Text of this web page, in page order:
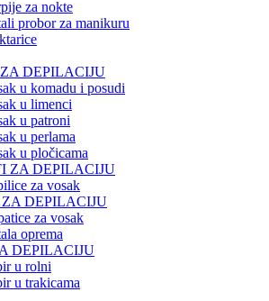
za nokte
probor za manikuru
DEPILACIJU
u komadu i posudi
u limenci
u patroni
u perlama
u pločicama
ZA DEPILACIJU
za vosak
DEPILACIJU
za vosak
oprema
DEPILACIJU
u rolni
u trakicama